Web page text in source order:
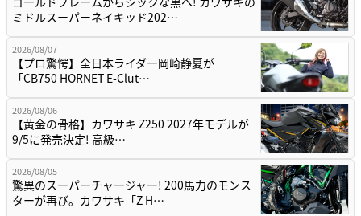
ミドルスーパーネイキッド202…
2026/08/07
【プロ驚愕】全日本ライダー岡崎静夏が
「CB750 HORNET E-Clut…
2026/08/06
【黄金の骨格】カワサキ Z250 2027年モデルが
9/5に発売決定! 高級…
2026/08/05
驚異のスーパーチャージャー! 200馬力のモンス
ターが再び。カワサキ「Z H…